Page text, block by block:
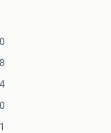
0
8
4
0
1